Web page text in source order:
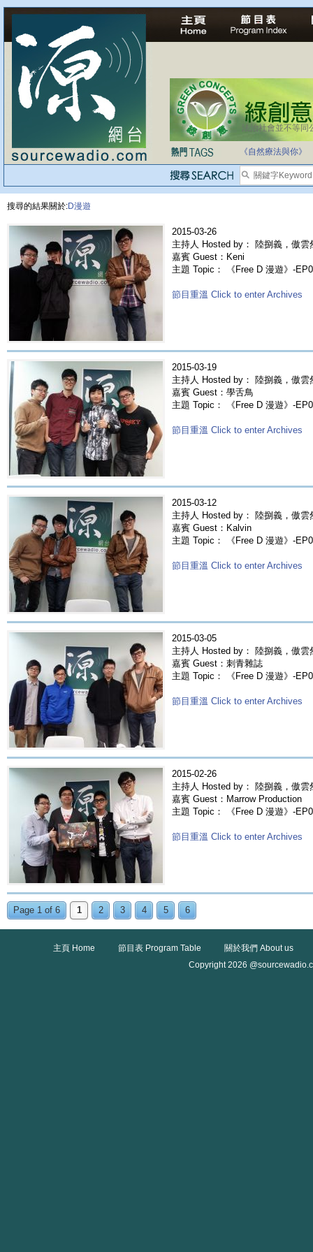
法治社會並不等同
自家教育合法化-
《自然療法與你》
搜尋的結果關於:D漫遊
2015-03-26
主持人 Hosted by： 陸捌義，傲雲
嘉賓 Guest：Keni
主題 Topic： 《Free D 漫遊》-
節目重溫 Click to enter Archives
2015-03-19
主持人 Hosted by： 陸捌義，傲雲
嘉賓 Guest：學舌鳥
主題 Topic： 《Free D 漫遊》-
節目重溫 Click to enter Archives
2015-03-12
主持人 Hosted by： 陸捌義，傲雲
嘉賓 Guest：Kalvin
主題 Topic： 《Free D 漫遊》-
節目重溫 Click to enter Archives
2015-03-05
主持人 Hosted by： 陸捌義，傲雲
嘉賓 Guest：刺青雜誌
主題 Topic： 《Free D 漫遊》-
節目重溫 Click to enter Archives
2015-02-26
主持人 Hosted by： 陸捌義，傲雲
嘉賓 Guest：Marrow Production
主題 Topic： 《Free D 漫遊》-
節目重溫 Click to enter Archives
Page 1 of 6 1 2 3 4 5 6
主頁 Home 節目表 Program Table
關於我們 About us
Copyright 2026